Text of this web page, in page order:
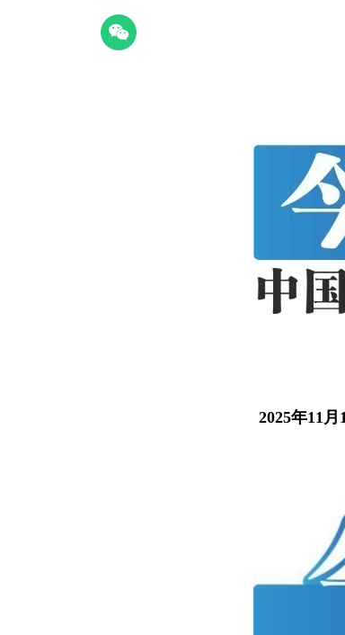
2025年11月